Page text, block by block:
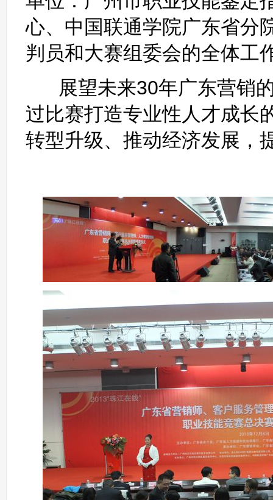
心、中国联通学院广东省分
判员和大赛组委会的全体工
展望未来30年广东营销的
过比赛打造专业性人才成长
转型升级、推动经济发展，